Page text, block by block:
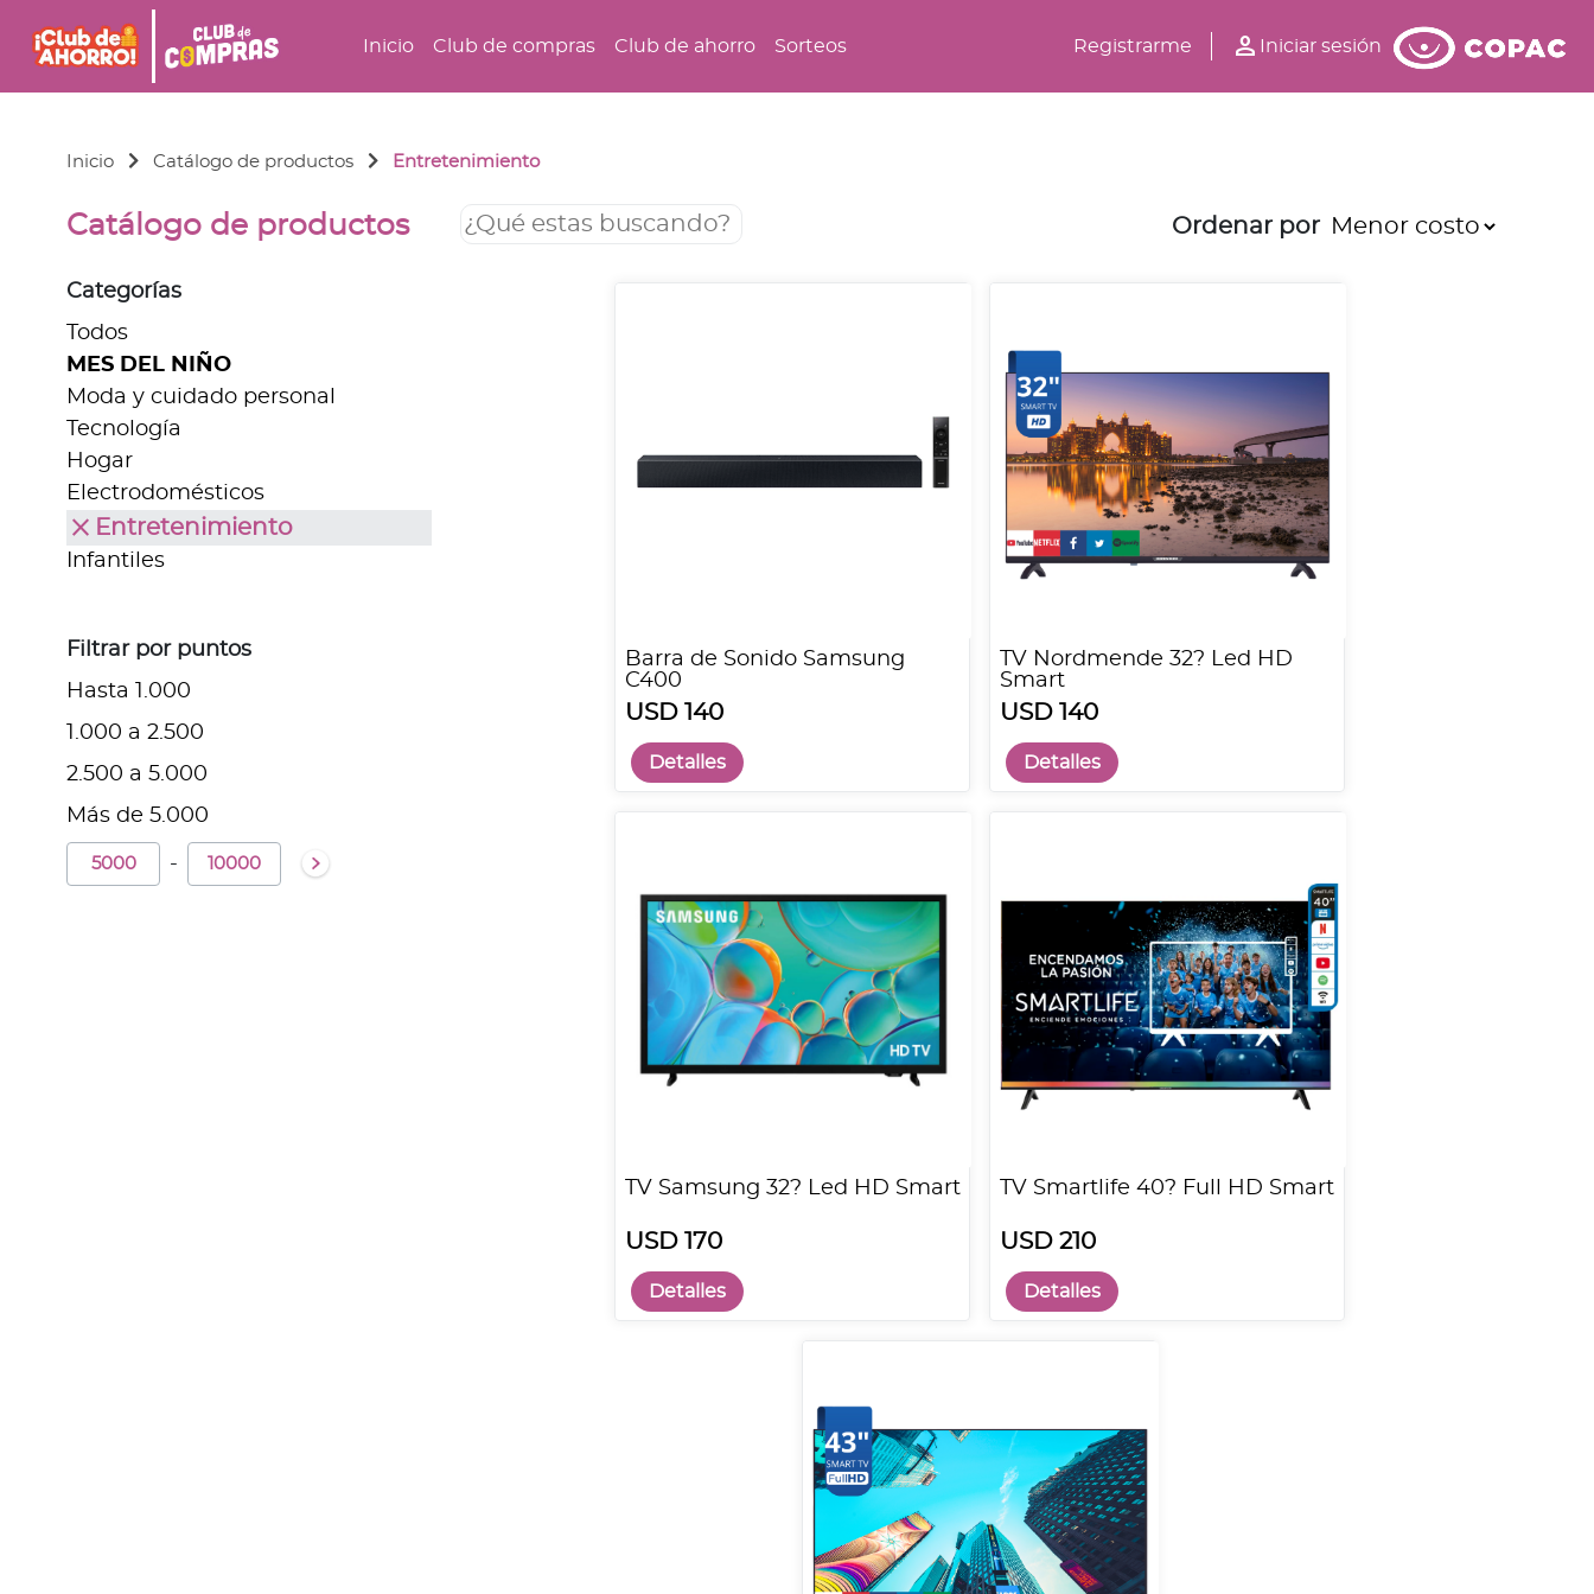
Inicio Club de compras Club de ahorro Sorteos Registrarme person Iniciar sesión
Inicio Catálogo de productos Entretenimiento
Catálogo de productos
Categorías
Todos
MES DEL NIÑO
Moda y cuidado personal
Tecnología
Hogar
Electrodomésticos
close Entretenimiento
Infantiles
Filtrar por puntos
Hasta 1.000
1.000 a 2.500
2.500 a 5.000
Más de 5.000
-
Ordenar por
Barra de Sonido Samsung
C400
USD 140
Detalles
TV Nordmende 32? Led HD
Smart
USD 140
Detalles
TV Samsung 32? Led HD Smart
USD 170
Detalles
TV Smartlife 40? Full HD Smart
USD 210
Detalles